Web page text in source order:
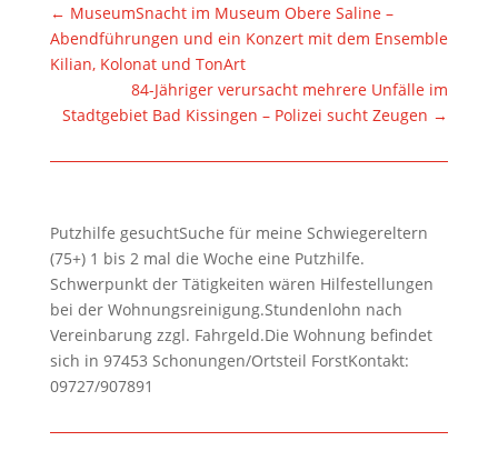
← MuseumSnacht im Museum Obere Saline –
Abendführungen und ein Konzert mit dem Ensemble
Kilian, Kolonat und TonArt
84-Jähriger verursacht mehrere Unfälle im
Stadtgebiet Bad Kissingen – Polizei sucht Zeugen →
Putzhilfe gesuchtSuche für meine Schwiegereltern
(75+) 1 bis 2 mal die Woche eine Putzhilfe.
Schwerpunkt der Tätigkeiten wären Hilfestellungen
bei der Wohnungsreinigung.Stundenlohn nach
Vereinbarung zzgl. Fahrgeld.Die Wohnung befindet
sich in 97453 Schonungen/Ortsteil ForstKontakt:
09727/907891